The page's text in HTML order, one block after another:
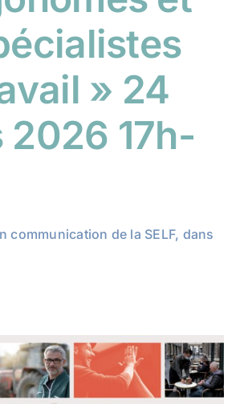
» 24
2026 17h-
communication de la SELF, dans